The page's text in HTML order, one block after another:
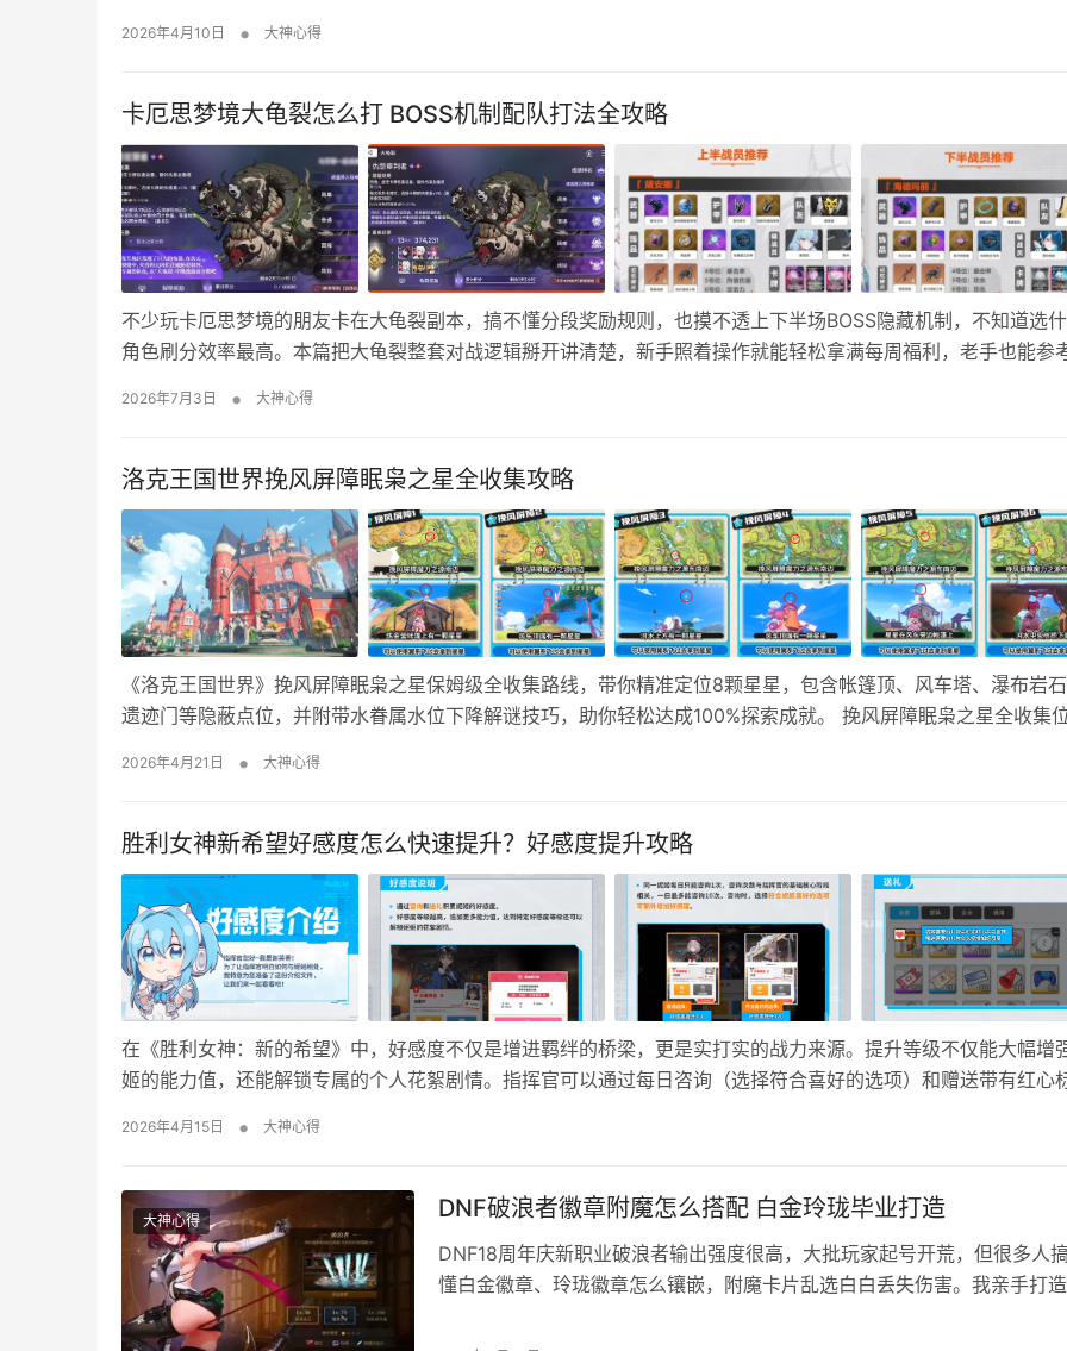
2026年4月10日 • 大神心得
卡厄思梦境大龟裂怎么打 BOSS机制配队打法全攻略
不少玩卡厄思梦境的朋友卡在大龟裂副本，搞不懂分段奖励规则，也摸不透上下半场BOSS隐藏机制，不知道选
角色刷分效率最高。本篇把大龟裂整套对战逻辑掰开讲清楚，新手照着操作就能轻松拿满每周福利，老手也能参
低到高分别是简单、普通、困难、炼狱模式。 对局结算…
2026年7月3日 • 大神心得
洛克王国世界挽风屏障眠枭之星全收集攻略
《洛克王国世界》挽风屏障眠枭之星保姆级全收集路线，带你精准定位8颗星星，包含帐篷顶、风车塔、瀑布岩
遗迹门等隐蔽点位，并附带水眷属水位下降解谜技巧，助你轻松达成100%探索成就。 挽风屏障眠枭之星全收集
2026年4月21日 • 大神心得
胜利女神新希望好感度怎么快速提升？好感度提升攻略
在《胜利女神：新的希望》中，好感度不仅是增进羁绊的桥梁，更是实打实的战力来源。提升等级不仅能大幅增
姬的能力值，还能解锁专属的个人花絮剧情。指挥官可以通过每日咨询（选择符合喜好的选项）和赠送带有红心
2026年4月15日 • 大神心得
大神心得 DNF破浪者徽章附魔怎么搭配 白金玲珑毕业打造
DNF18周年庆新职业破浪者输出强度很高，大批玩家起号开荒，但很多人
懂白金徽章、玲珑徽章怎么镶嵌，附魔卡片乱选白白丢失伤害。我亲手打